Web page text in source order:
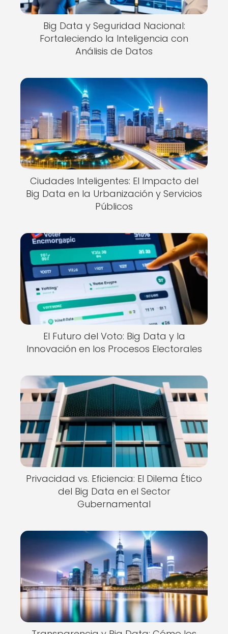
Big Data y Seguridad Nacional:
Fortaleciendo la Inteligencia con
Análisis de Datos
Ciudades Inteligentes: El Impacto del
Big Data en la Urbanización y Servicios
Públicos
El Futuro del Voto: Big Data y la
Innovación en los Procesos Electorales
Privacidad vs. Eficiencia: El Dilema Ético
del Big Data en el Sector
Gubernamental